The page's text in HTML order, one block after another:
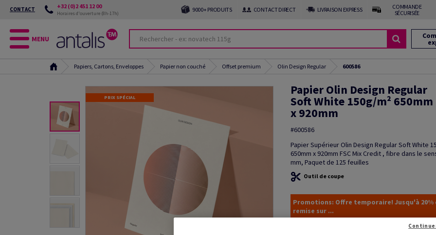
CONTACT +32 (0)2 451 12 00
Horaires d'ouverture (8h-17h) 9000+ PRODUITS CONTACT DIRECT LIVRAISON EXPRESS
COMMANDE
SÉCURISÉE
MENU
Papiers, Cartons, Enveloppes Papier non couché Offset premium Olin Design Regular 600586
PRIX SPÉCIAL
Papier Olin Design Regular
Soft White 150g/m² 650mm
x 920mm
#600586
Papier Supérieur Olin Design Regular Soft White
650mm x 920mm FSC Mix Credit , fibre dans le
mm, Paquet de 125 feuilles
Outil de coupe
Promotions: Offre temporaire! Jusqu'à 20%
remise sur ...